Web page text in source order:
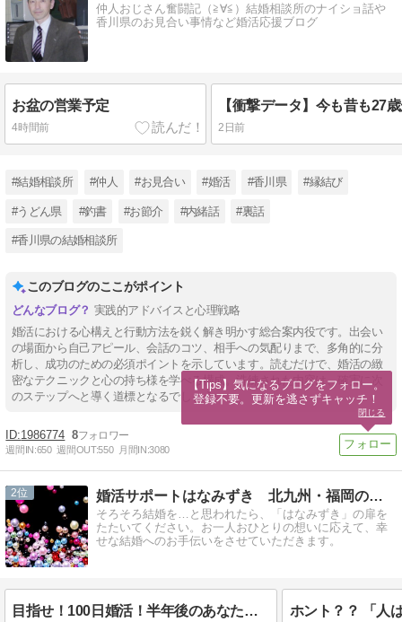
仲人おじさん奮闘記（≧∀≦）結婚相談所のナイショ話や
香川県のお見合い事情など婚活応援ブログ
お盆の営業予定
4時間前 2日前
#結婚相談所 #仲人 #お見合い #婚活 #香川県 #縁結び
#うどん県 #釣書 #お節介 #内緒話 #裏話
#香川県の結婚相談所
このブログのここがポイント
実践的アドバイスと心理戦略
婚活における心構えと行動方法を鋭く解き明かす総合案内役です。出会い
の場面から自己アピール、会話のコツ、相手への気配りまで、多角的に分
析し、成功のための必須ポイントを示しています。読むだけで、婚活の緻
密なテクニックと心の持ち様を学べる構成。洗練された内容は、確実に次
のステップへと導く道標となるでしょう。
1986774 8
週間IN:650 週間OUT:550 月間IN:3080
2 婚活サポートはなみずき 北九州・福岡の結婚相談所
そろそろ結婚を…と思われたら、「はなみずき」の扉を
たたいてください。お一人おひとりの想いに応えて、幸
せな結婚へのお手伝いをさせていただきます。
目指せ！100日婚活！半年後のあなたは？ ホント？？ 「人
【Tips】気になるブログをフォロー。
登録不要。更新を逃さずキャッチ！
閉じる